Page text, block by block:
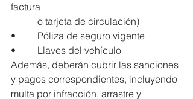
factura
o tarjeta de circulación)
•         Póliza de seguro vigente
•         Llaves del vehículo
Además, deberán cubrir las sanciones
y pagos correspondientes, incluyendo
multa por infracción, arrastre y